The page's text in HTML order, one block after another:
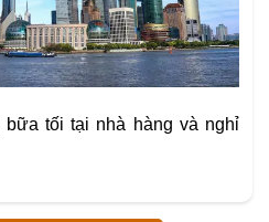
bữa tối tại nhà hàng và nghỉ